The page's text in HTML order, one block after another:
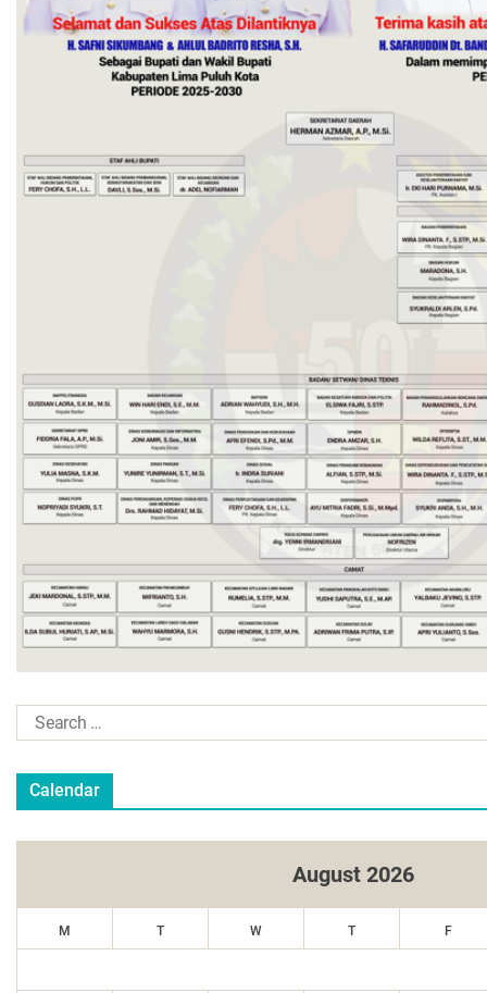
Calendar
August 2026
M T W T F